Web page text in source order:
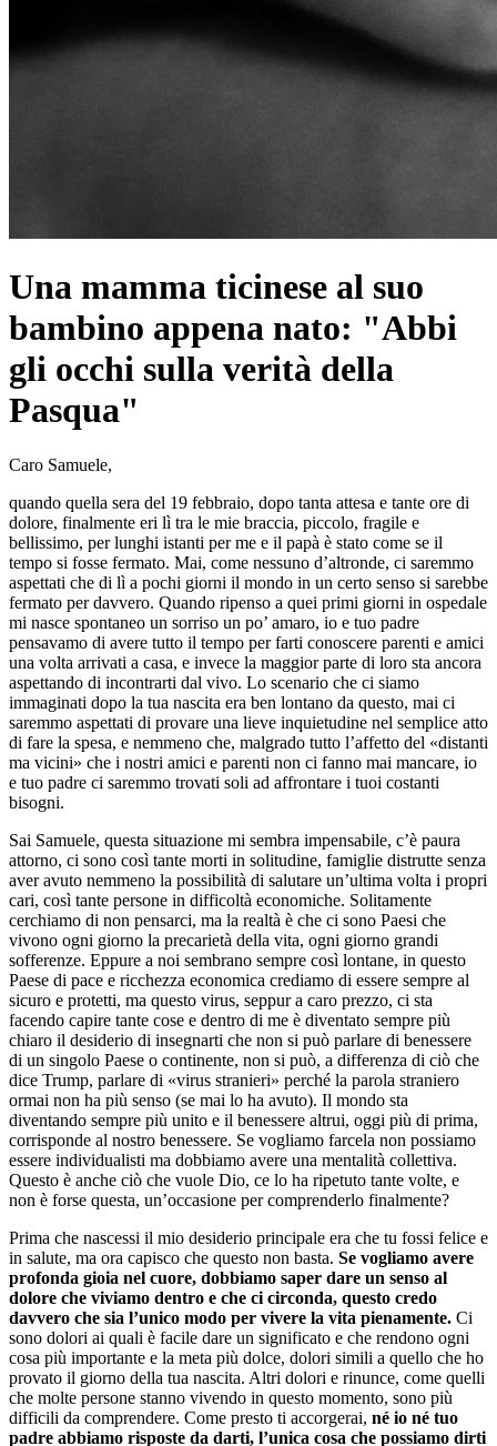
Una mamma ticinese al suo
bambino appena nato: "Abbi
gli occhi sulla verità della
Pasqua"
Caro Samuele,
quando quella sera del 19 febbraio, dopo tanta attesa e tante ore di
dolore, finalmente eri lì tra le mie braccia, piccolo, fragile e
bellissimo, per lunghi istanti per me e il papà è stato come se il
tempo si fosse fermato. Mai, come nessuno d’altronde, ci saremmo
aspettati che di lì a pochi giorni il mondo in un certo senso si sarebbe
fermato per davvero. Quando ripenso a quei primi giorni in ospedale
mi nasce spontaneo un sorriso un po’ amaro, io e tuo padre
pensavamo di avere tutto il tempo per farti conoscere parenti e amici
una volta arrivati a casa, e invece la maggior parte di loro sta ancora
aspettando di incontrarti dal vivo. Lo scenario che ci siamo
immaginati dopo la tua nascita era ben lontano da questo, mai ci
saremmo aspettati di provare una lieve inquietudine nel semplice atto
di fare la spesa, e nemmeno che, malgrado tutto l’affetto del «distanti
ma vicini» che i nostri amici e parenti non ci fanno mai mancare, io
e tuo padre ci saremmo trovati soli ad affrontare i tuoi costanti
bisogni.
Sai Samuele, questa situazione mi sembra impensabile, c’è paura
attorno, ci sono così tante morti in solitudine, famiglie distrutte senza
aver avuto nemmeno la possibilità di salutare un’ultima volta i propri
cari, così tante persone in difficoltà economiche. Solitamente
cerchiamo di non pensarci, ma la realtà è che ci sono Paesi che
vivono ogni giorno la precarietà della vita, ogni giorno grandi
sofferenze. Eppure a noi sembrano sempre così lontane, in questo
Paese di pace e ricchezza economica crediamo di essere sempre al
sicuro e protetti, ma questo virus, seppur a caro prezzo, ci sta
facendo capire tante cose e dentro di me è diventato sempre più
chiaro il desiderio di insegnarti che non si può parlare di benessere
di un singolo Paese o continente, non si può, a differenza di ciò che
dice Trump, parlare di «virus stranieri» perché la parola straniero
ormai non ha più senso (se mai lo ha avuto). Il mondo sta
diventando sempre più unito e il benessere altrui, oggi più di prima,
corrisponde al nostro benessere. Se vogliamo farcela non possiamo
essere individualisti ma dobbiamo avere una mentalità collettiva.
Questo è anche ciò che vuole Dio, ce lo ha ripetuto tante volte, e
non è forse questa, un’occasione per comprenderlo finalmente?
Prima che nascessi il mio desiderio principale era che tu fossi felice e
in salute, ma ora capisco che questo non basta. Se vogliamo avere
profonda gioia nel cuore, dobbiamo saper dare un senso al
dolore che viviamo dentro e che ci circonda, questo credo
davvero che sia l’unico modo per vivere la vita pienamente. Ci
sono dolori ai quali è facile dare un significato e che rendono ogni
cosa più importante e la meta più dolce, dolori simili a quello che ho
provato il giorno della tua nascita. Altri dolori e rinunce, come quelli
che molte persone stanno vivendo in questo momento, sono più
difficili da comprendere. Come presto ti accorgerai, né io né tuo
padre abbiamo risposte da darti, l’unica cosa che possiamo dirti